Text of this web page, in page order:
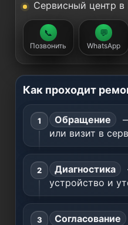
Сервисный центр в
📞
Позвонить
💬
WhatsApp
Как проходит
Обращение
или визит в
Диагностика
устройство и
Согласование